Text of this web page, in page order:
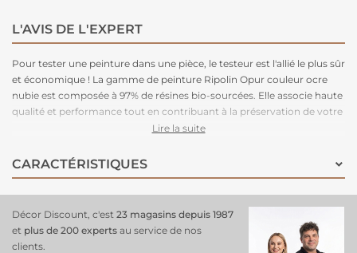
L'AVIS DE L'EXPERT
Pour tester une peinture dans une pièce, le testeur est l'allié le plus sûr
et économique ! La gamme de peinture Ripolin Opur couleur ocre
nubie est composée à 97% de résines bio-sourcées. Elle associe haute
qualité et performance tout en contribuant à la préservation de votre
santé et de l'environnement. Idéale pour toutes les pièces de la
Lire la suite
CARACTÉRISTIQUES
Décor Discount, c'est 23 magasins depuis 1987
et plus de 200 experts au service de nos
clients.